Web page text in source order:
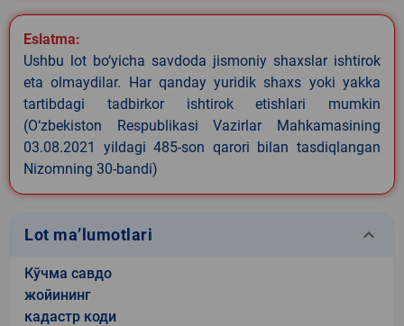
Eslatma:
Ushbu lot bo‘yicha savdoda jismoniy shaxslar ishtirok
eta olmaydilar. Har qanday yuridik shaxs yoki yakka
tartibdagi tadbirkor ishtirok etishlari mumkin
(O‘zbekiston Respublikasi Vazirlar Mahkamasining
03.08.2021 yildagi 485-son qarori bilan tasdiqlangan
Nizomning 30-bandi)
Lot ma’lumotlari keyboard_arrow_down
Кўчма савдо
жойининг
кадастр коди